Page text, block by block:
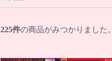
225件の商品がみつかりました。